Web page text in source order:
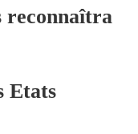
reconnaîtra
Etats